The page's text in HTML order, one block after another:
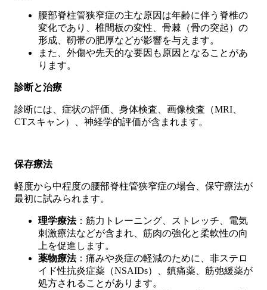
腰部脊柱管狭窄症の主な原因は年齢に伴う脊椎の
変化であり、椎間板の変性、骨棘（骨の突起）の
形成、靭帯の肥厚などが影響を与えます。
また、外傷や先天的な要因も原因となることがあ
ります。
診断と治療
診断には、症状の評価、身体検査、画像検査（MRI、
CTスキャン）、神経学的評価が含まれます。
保存療法
軽度から中程度の腰部脊柱管狭窄症の場合、保守療法が
最初に試みられます。
理学療法：筋力トレーニング、ストレッチ、電気
刺激療法などが含まれ、筋肉の強化と柔軟性の向
上を促進します。
薬物療法：痛みや炎症の軽減のために、非ステロ
イド性抗炎症薬（NSAIDs）、鎮痛薬、筋弛緩薬が
処方されることがあります。